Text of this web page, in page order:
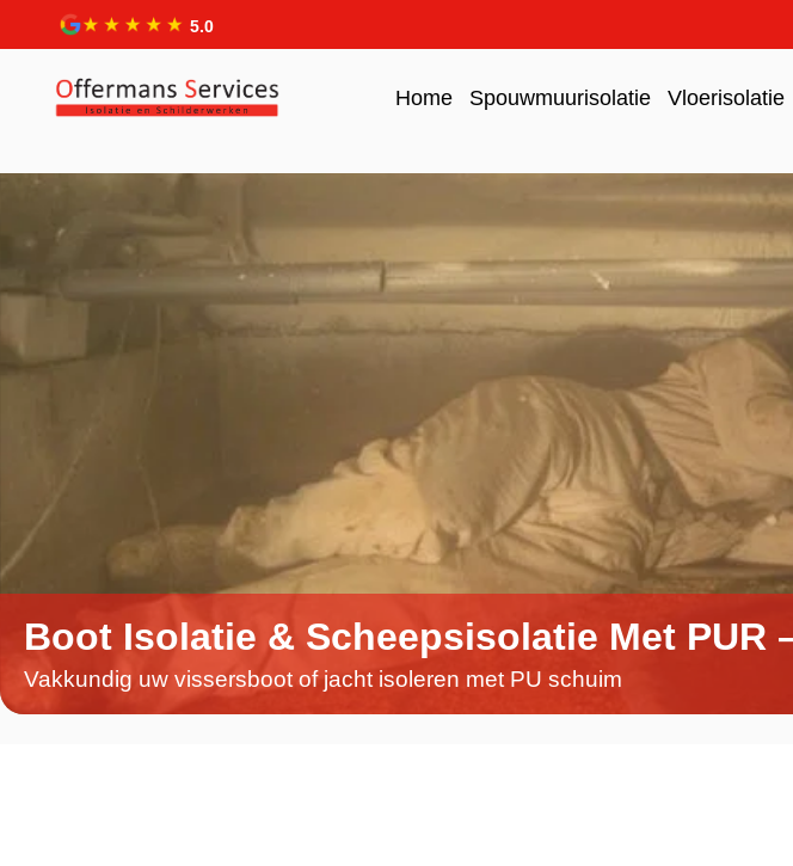
5.0
Home Spouwmuurisolatie Vloerisolatie
Boot Isolatie & Scheepsisolatie Met PUR
Vakkundig uw vissersboot of jacht isoleren met PU schuim